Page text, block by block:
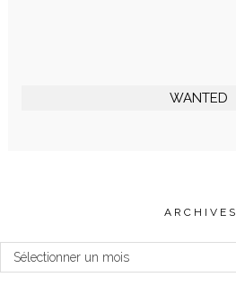
WANTED
ARCHIVES
Archives